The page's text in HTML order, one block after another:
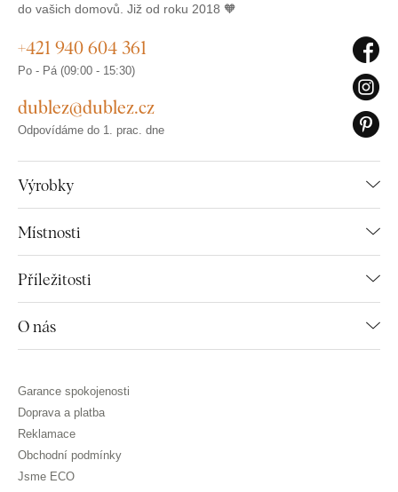
do vašich domovů. Již od roku 2018 🧡
Výrobky
Místnosti
Příležitosti
O nás
+421 940 604 361
Po - Pá (09:00 - 15:30)
dublez@dublez.cz
Odpovídáme do 1. prac. dne
Garance spokojenosti
Doprava a platba
Reklamace
Obchodní podmínky
Jsme ECO